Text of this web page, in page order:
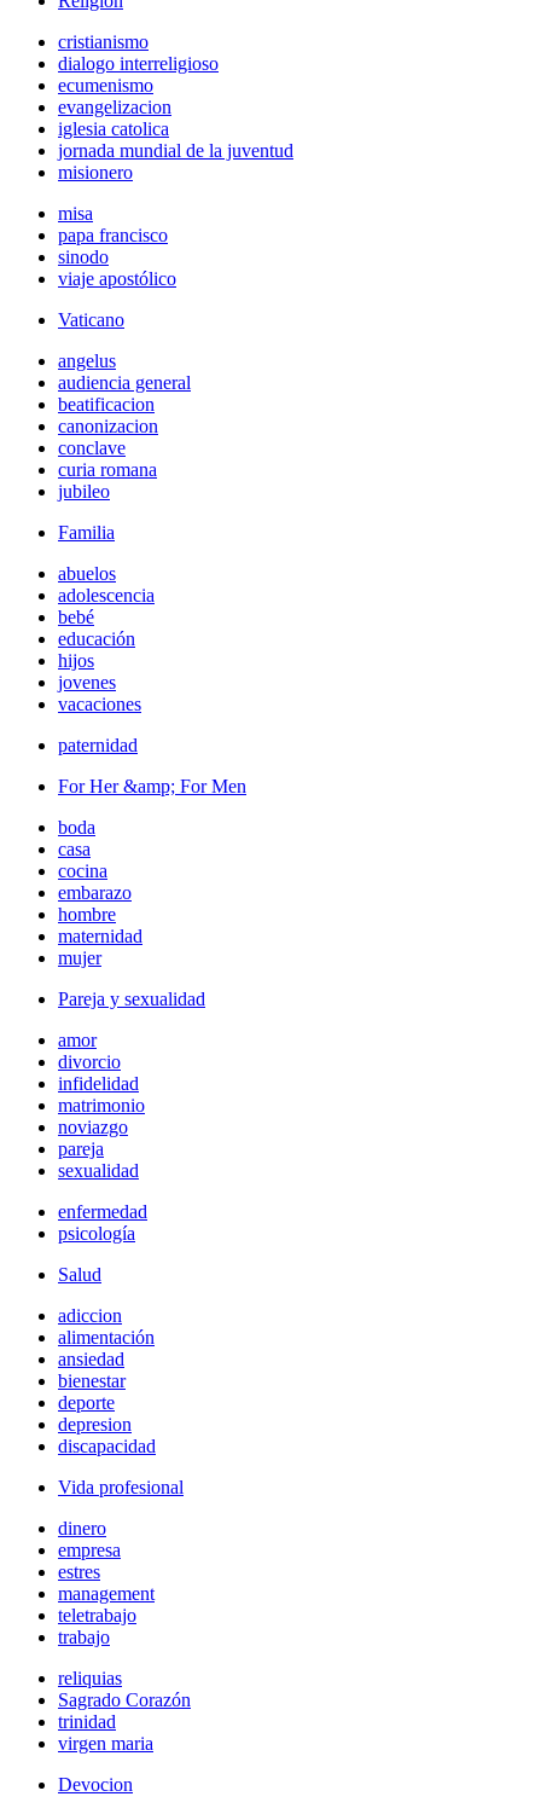
cristianismo
dialogo interreligioso
ecumenismo
evangelizacion
iglesia catolica
jornada mundial de la juventud
misionero
misa
papa francisco
sinodo
viaje apostólico
Vaticano
angelus
audiencia general
beatificacion
canonizacion
conclave
curia romana
jubileo
Familia
abuelos
adolescencia
bebé
educación
hijos
jovenes
vacaciones
paternidad
For Her &amp; For Men
boda
casa
cocina
embarazo
hombre
maternidad
mujer
Pareja y sexualidad
amor
divorcio
infidelidad
matrimonio
noviazgo
pareja
sexualidad
enfermedad
psicología
Salud
adiccion
alimentación
ansiedad
bienestar
deporte
depresion
discapacidad
Vida profesional
dinero
empresa
estres
management
teletrabajo
trabajo
reliquias
Sagrado Corazón
trinidad
virgen maria
Devocion